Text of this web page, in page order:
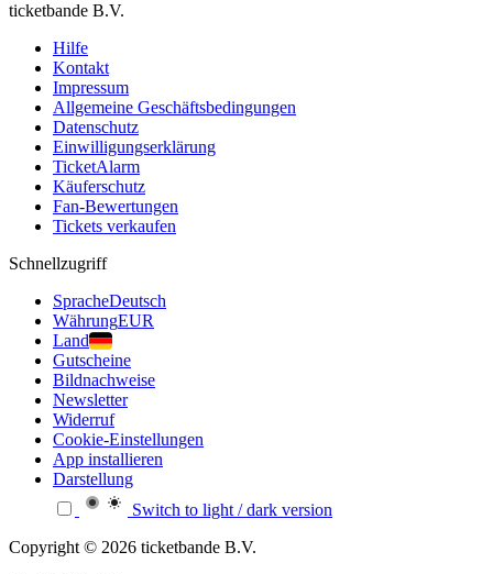
ticketbande B.V.
Hilfe
Kontakt
Impressum
Allgemeine Geschäftsbedingungen
Datenschutz
Einwilligungserklärung
TicketAlarm
Käuferschutz
Fan-Bewertungen
Tickets verkaufen
Schnellzugriff
SpracheDeutsch
WährungEUR
Land
Gutscheine
Bildnachweise
Newsletter
Widerruf
Cookie-Einstellungen
App installieren
Darstellung
Switch to light / dark version
Copyright © 2026 ticketbande B.V.